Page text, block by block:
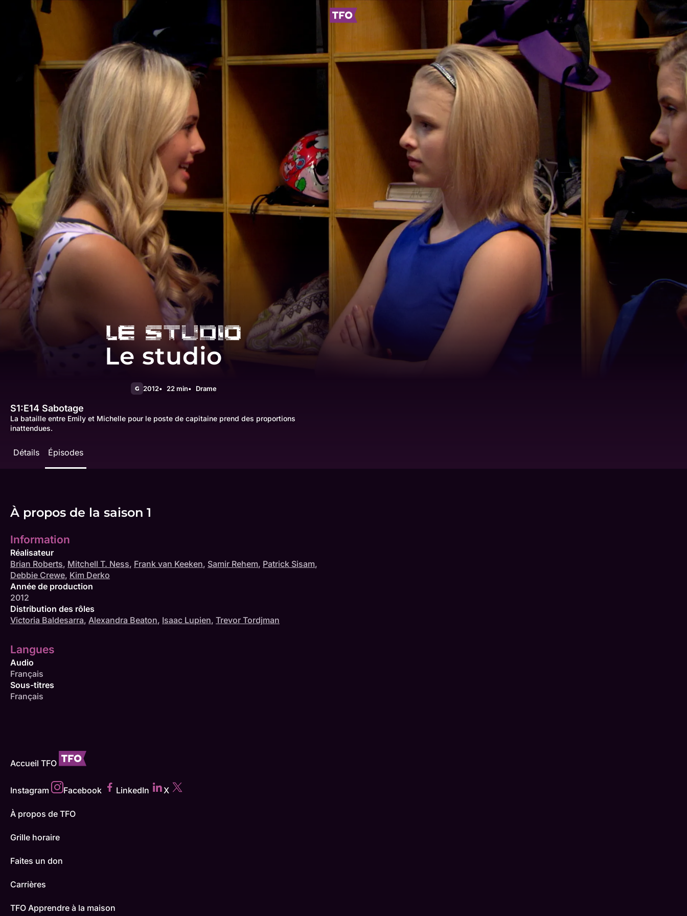
Le studio
G 2012 22 min Drame
S1:E14 Sabotage
La bataille entre Emily et Michelle pour le poste de capitaine prend des proportions
inattendues.
Détails Épisodes
À propos de la saison 1
Information
Réalisateur
Brian Roberts, Mitchell T. Ness, Frank van Keeken, Samir Rehem, Patrick Sisam,
Debbie Crewe, Kim Derko
Année de production
2012
Distribution des rôles
Victoria Baldesarra, Alexandra Beaton, Isaac Lupien, Trevor Tordjman
Langues
Audio
Français
Sous-titres
Français
Accueil TFO
Instagram Facebook LinkedIn X
À propos de TFO
Grille horaire
Faites un don
Carrières
TFO Apprendre à la maison